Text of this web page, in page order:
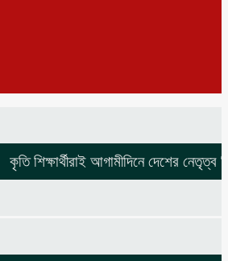
কৃতি শিক্ষার্থীরাই আগামীদিনে দেশের নেতৃত্ব